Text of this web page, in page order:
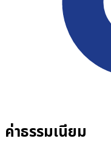
ค่าธรรมเนียม